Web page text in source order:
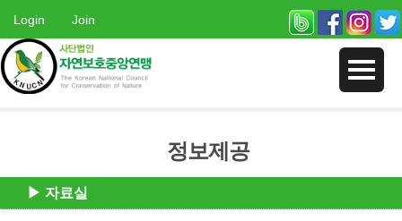
Login Join
정보제공
▶ 자료실